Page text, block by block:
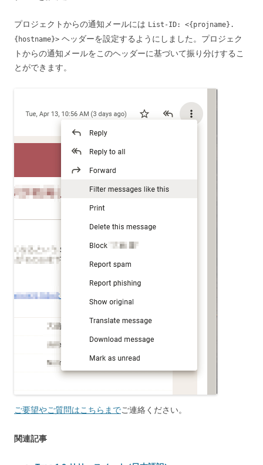
プロジェクトからの通知メールには List-ID: <{projname}.
{hostname}> ヘッダーを設定するようにしました。プロジェク
トからの通知メールをこのヘッダーに基づいて振り分けするこ
とができます。
ご要望やご質問はこちらまでご連絡ください。
関連記事